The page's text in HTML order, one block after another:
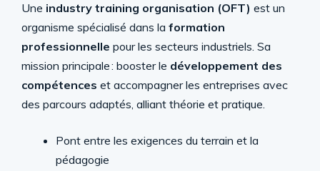
Une industry training organisation (OFT) est un
organisme spécialisé dans la formation
professionnelle pour les secteurs industriels. Sa
mission principale : booster le développement des
compétences et accompagner les entreprises avec
des parcours adaptés, alliant théorie et pratique.
Pont entre les exigences du terrain et la
pédagogie